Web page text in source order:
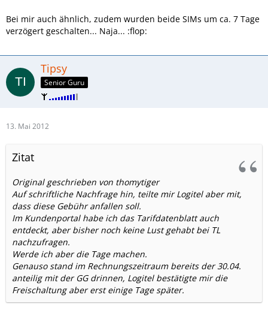
Bei mir auch ähnlich, zudem wurden beide SIMs um ca. 7 Tage
verzögert geschalten... Naja... :flop:
Tipsy
Senior Guru
13. Mai 2012
Zitat
Original geschrieben von thomytiger
Auf schriftliche Nachfrage hin, teilte mir Logitel aber mit,
dass diese Gebühr anfallen soll.
Im Kundenportal habe ich das Tarifdatenblatt auch
entdeckt, aber bisher noch keine Lust gehabt bei TL
nachzufragen.
Werde ich aber die Tage machen.
Genauso stand im Rechnungszeitraum bereits der 30.04.
anteilig mit der GG drinnen, Logitel bestätigte mir die
Freischaltung aber erst einige Tage später.